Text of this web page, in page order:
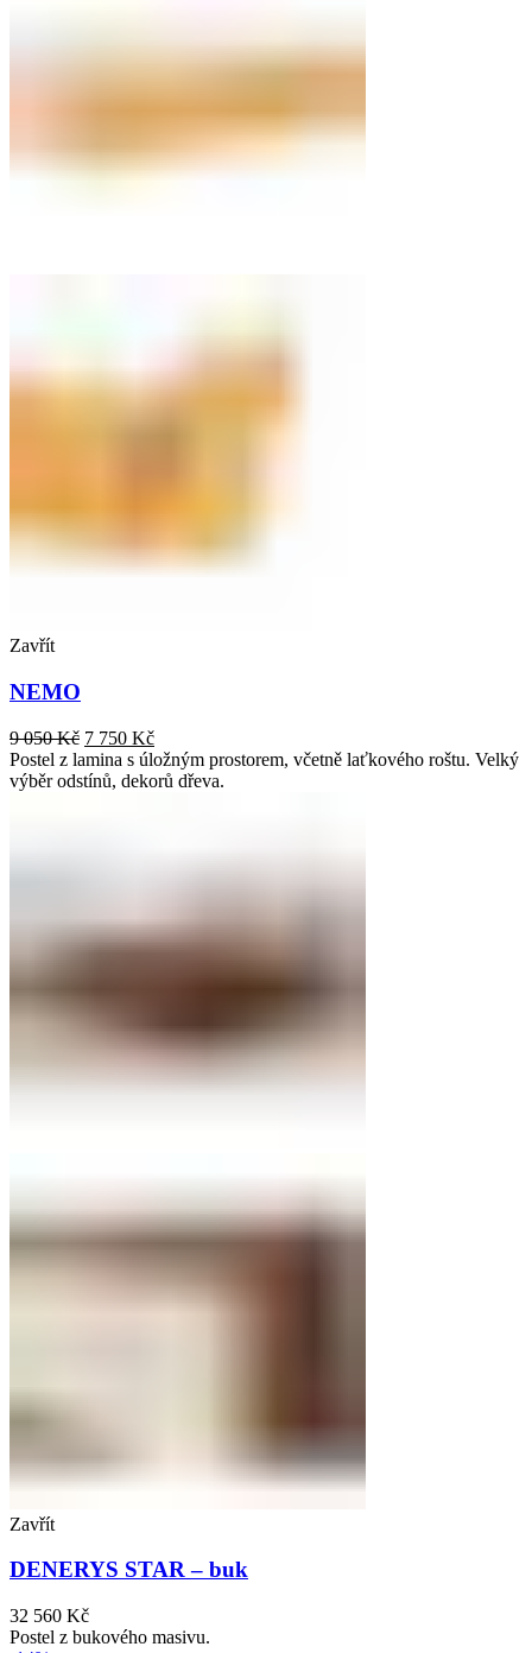
Zavřít
NEMO
9 050Kč 7 750 Kč
Postel z lamina s úložným prostorem, včetně laťkového roštu. Velký
výběr odstínů, dekorů dřeva.
Zavřít
DENERYS STAR – buk
32 560 Kč
Postel z bukového masivu.